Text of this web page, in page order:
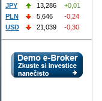
JPY
13,286
+0,01
PLN
5,646
-0,24
USD
21,039 -0,30